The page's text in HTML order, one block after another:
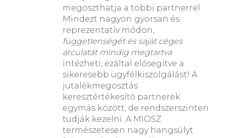
megoszthatja a többi partnerrel.
Mindezt nagyon gyorsan és
reprezentatív módon,
függetlenségét és saját céges
arculatát mindig megtartva
intézheti, ezáltal elősegítve a
sikeresebb ügyfélkiszolgálást! A
jutalékmegosztás
keresztértékesítő partnerek
egymás között, de rendszerszinten
tudják kezelni. A MIOSZ
természetesen nagy hangsúlyt